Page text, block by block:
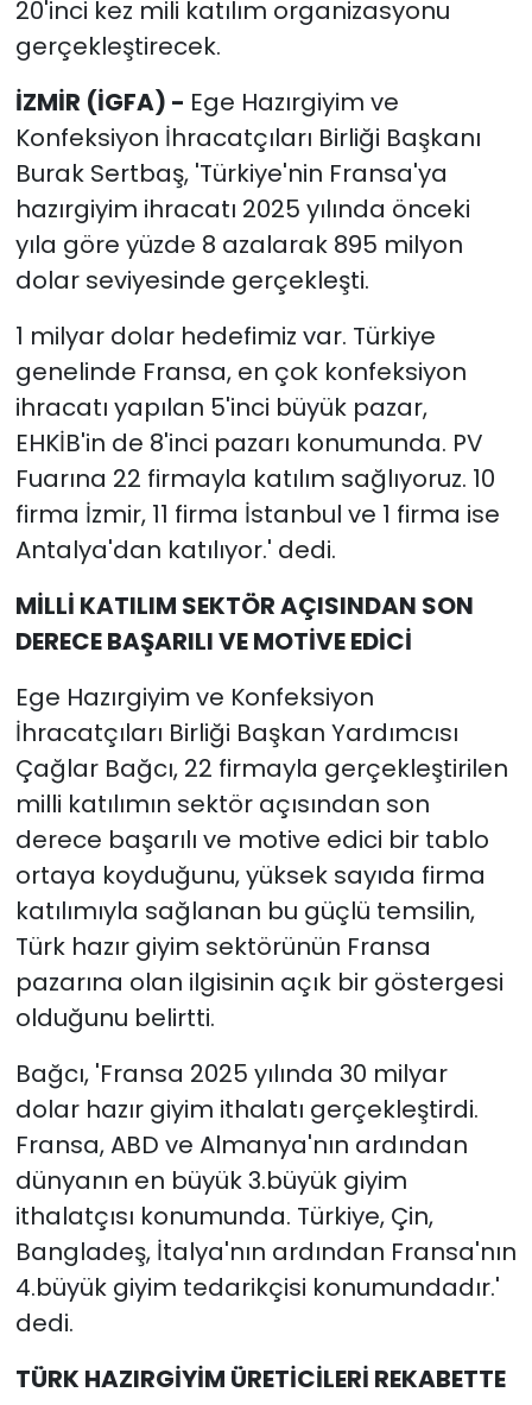
20'inci kez mili katılım organizasyonu
gerçekleştirecek.
İZMİR (İGFA) - Ege Hazırgiyim ve
Konfeksiyon İhracatçıları Birliği Başkanı
Burak Sertbaş, 'Türkiye'nin Fransa'ya
hazırgiyim ihracatı 2025 yılında önceki
yıla göre yüzde 8 azalarak 895 milyon
dolar seviyesinde gerçekleşti.
1 milyar dolar hedefimiz var. Türkiye
genelinde Fransa, en çok konfeksiyon
ihracatı yapılan 5'inci büyük pazar,
EHKİB'in de 8'inci pazarı konumunda. PV
Fuarına 22 firmayla katılım sağlıyoruz. 10
firma İzmir, 11 firma İstanbul ve 1 firma ise
Antalya'dan katılıyor.' dedi.
MİLLİ KATILIM SEKTÖR AÇISINDAN SON
DERECE BAŞARILI VE MOTİVE EDİCİ
Ege Hazırgiyim ve Konfeksiyon
İhracatçıları Birliği Başkan Yardımcısı
Çağlar Bağcı, 22 firmayla gerçekleştirilen
milli katılımın sektör açısından son
derece başarılı ve motive edici bir tablo
ortaya koyduğunu, yüksek sayıda firma
katılımıyla sağlanan bu güçlü temsilin,
Türk hazır giyim sektörünün Fransa
pazarına olan ilgisinin açık bir göstergesi
olduğunu belirtti.
Bağcı, 'Fransa 2025 yılında 30 milyar
dolar hazır giyim ithalatı gerçekleştirdi.
Fransa, ABD ve Almanya'nın ardından
dünyanın en büyük 3.büyük giyim
ithalatçısı konumunda. Türkiye, Çin,
Bangladeş, İtalya'nın ardından Fransa'nın
4.büyük giyim tedarikçisi konumundadır.'
dedi.
TÜRK HAZIRGİYİM ÜRETİCİLERİ REKABETTE